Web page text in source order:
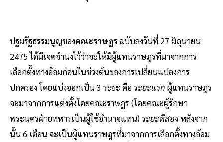
ปฐมรัฐธรรมนูญของคณะราษฎรฉบับลงวันที่ 27 มิถุนายน
2475 ได้มีเจตจำนงไว้ว่าจะให้มีผู้แทนราษฎรที่มาจากการ
เลือกตั้งทางอ้อมก่อนในช่วงต้นของการเปลี่ยนแปลงการ
ปกครอง โดยแบ่งออกเป็น 3 ระยะ คือ ระยะแรก ผู้แทนราษฎร
จะมาจากการแต่งตั้งโดยคณะราษฎร (โดยคณะผู้รักษา
พระนครฝ่ายทหารเป็นผู้ใช้อำนาจแทน) ระยะที่สอง หลังจาก
นั้น 6 เดือน จะเป็นผู้แทนราษฎรที่มาจากการเลือกตั้งทางอ้อม